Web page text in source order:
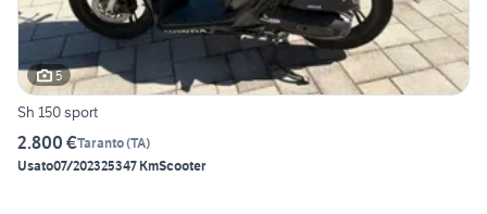
5
Sh 150 sport
2.800 €Taranto(TA)
Usato07/202325347 KmScooter